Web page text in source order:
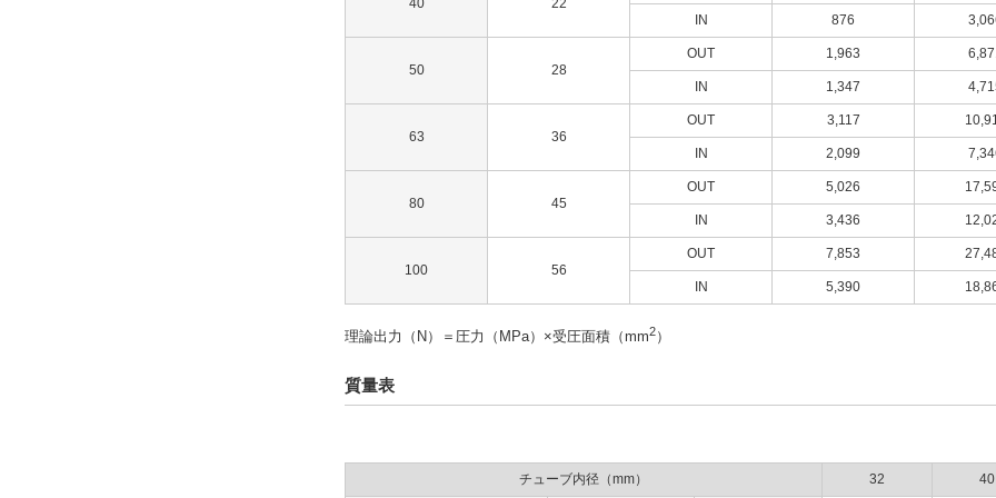
40
22
IN
876
50 28
OUT 1,963
IN 1,347
63 36
OUT 3,117
IN 2,099
80 45
OUT 5,026
IN 3,436
100 56
OUT 7,853
IN 5,390
理論出力（N）＝圧力（MPa）×受圧面積（mm2）
質量表
チューブ内径（mm） 32 40